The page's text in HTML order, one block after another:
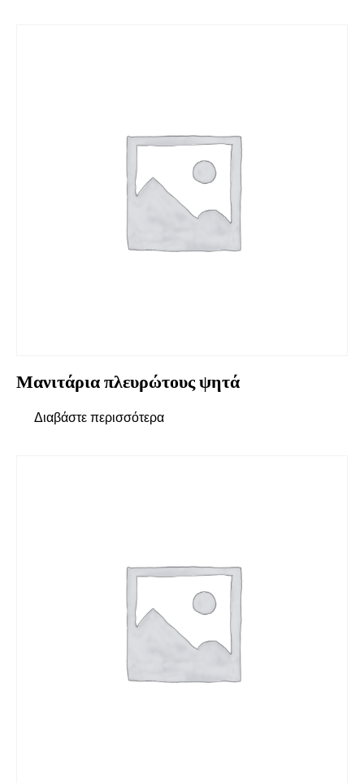
Μανιτάρια πλευρώτους ψητά
Διαβάστε περισσότερα